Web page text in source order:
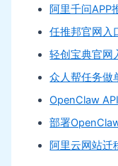
阿里千问APP
任推邦官网入
轻创宝典官网
众人帮任务做
OpenClaw
部署
阿里云网站迁